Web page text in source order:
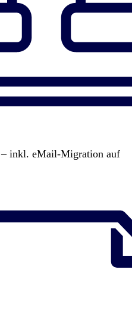
– inkl. eMail-Migration auf